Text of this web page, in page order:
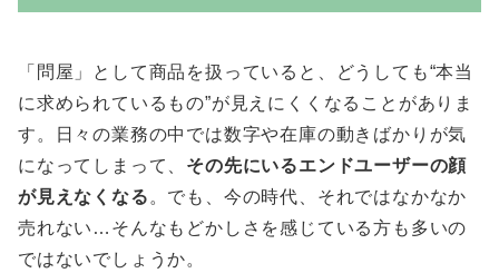
「問屋」として商品を扱っていると、どうしても“本当
に求められているもの”が見えにくくなることがありま
す。日々の業務の中では数字や在庫の動きばかりが気
になってしまって、 その先にいるエンドユーザーの顔
が見えなくなる 。でも、今の時代、それではなかなか
売れない…そんなもどかしさを感じている方も多いの
ではないでしょうか。